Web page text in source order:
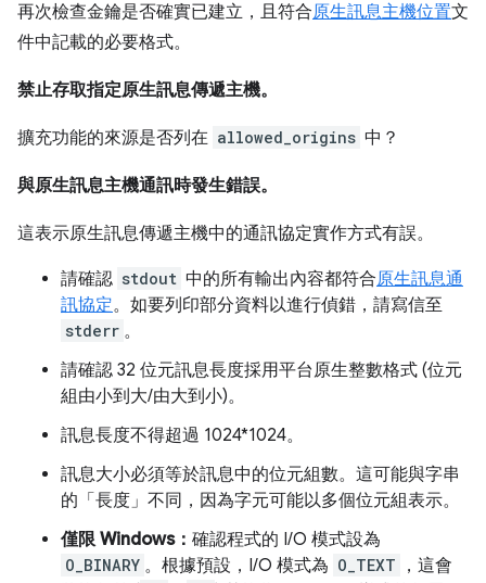
再次檢查金鑰是否確實已建立，且符合原生訊息主機位置文
件中記載的必要格式。
禁止存取指定原生訊息傳遞主機。
擴充功能的來源是否列在 allowed_origins 中？
與原生訊息主機通訊時發生錯誤。
這表示原生訊息傳遞主機中的通訊協定實作方式有誤。
請確認 stdout 中的所有輸出內容都符合原生訊息通
訊協定。如要列印部分資料以進行偵錯，請寫信至
stderr 。
請確認 32 位元訊息長度採用平台原生整數格式 (位元
組由小到大/由大到小)。
訊息長度不得超過 1024*1024。
訊息大小必須等於訊息中的位元組數。這可能與字串
的「長度」不同，因為字元可能以多個位元組表示。
僅限 Windows： 確認程式的 I/O 模式設為
O_BINARY 。根據預設，I/O 模式為 O_TEXT
，這會